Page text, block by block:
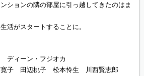
ションの隣の部屋に引っ越してきたのはま
活がスタートすることに。
ィーン・フジオカ
子 田辺桃子 松本怜生 川西賢志郎